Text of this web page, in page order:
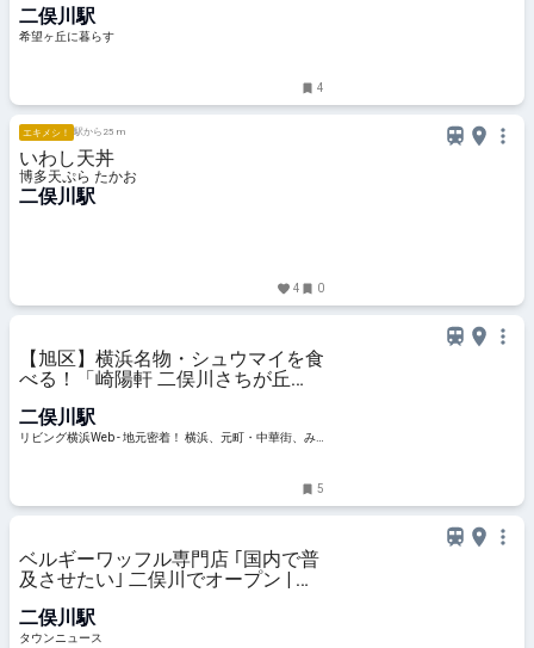
二俣川駅
希望ヶ丘に暮らす
4
エキメシ！ 駅から25 m
いわし天丼
博多天ぷら たかお
二俣川駅
4 0
【旭区】横浜名物・シュウマイを食
べる！「崎陽軒 二俣川さちが丘
二俣川駅
リビング横浜Web - 地元密着！ 横浜、元町・中華街、み
5
ベルギーワッフル専門店 ｢国内で普
及させたい｣ 二俣川でオープン | 旭
二俣川駅
タウンニュース